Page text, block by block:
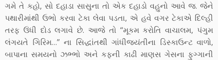
ગમે તે કહો, સો દહાડા સાસુના તો એક દહાડો વહુનો આવે જ. જેને
પથારીમાંથી ઉભો કરવા ટેકા લેવા પડતા, એ હવે વગર ટેકાએ દિલ્હી
તરફ ઉંધી દોડ લગાવે છે. આજે તો “મૂકમ કરોતિ વાચાલમ, પંગુમ
લંગયતે ગિરિમ…” ના સિદ્ધાંતથી ગાંધીજયંતીના ડિસ્કાઉન્ટ વાળો,
બાપાના સમયનો ઝભ્ભો અને કફની કાઢી માણસ ગેસના ફુગ્ગાની